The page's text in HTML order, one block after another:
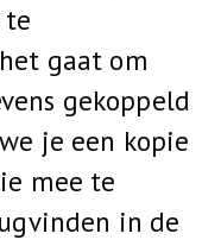
te
gaat om
gekoppeld
je een kopie
mee te
in de